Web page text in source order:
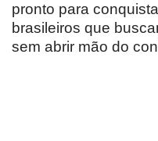
pronto para
brasileiros que
sem abrir mão do